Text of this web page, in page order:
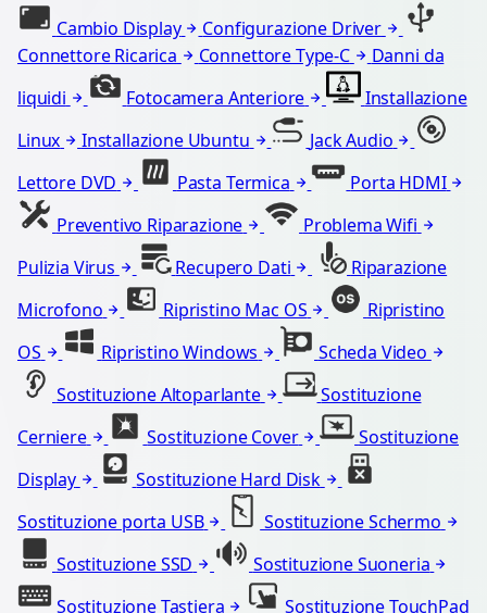
Cambio Display
Configurazione Driver
Connettore Ricarica
Connettore Type-C
Danni da
liquidi
Fotocamera Anteriore
Installazione
Linux
Installazione Ubuntu
Jack Audio
Lettore DVD
Pasta Termica
Porta HDMI
Preventivo Riparazione
Problema Wifi
Pulizia Virus
Recupero Dati
Riparazione
Microfono
Ripristino Mac OS
Ripristino
OS
Ripristino Windows
Scheda Video
Sostituzione Altoparlante
Sostituzione
Cerniere
Sostituzione Cover
Sostituzione
Display
Sostituzione Hard Disk
Sostituzione porta USB
Sostituzione Schermo
Sostituzione SSD
Sostituzione Suoneria
Sostituzione Tastiera
Sostituzione TouchPad